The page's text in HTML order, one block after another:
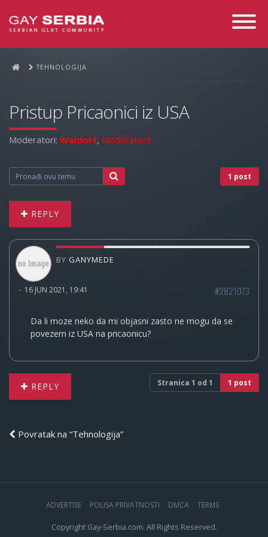
Toggle
TEHNOLOGIJA
Pristup Pricaonici iz USA
Moderatori: Waldorf, Moderators
1 post
REPLY
BY GANYMEDE
- 16 JUN 2021, 19:41 #2821073
Da li moze neko da mi objasni zasto ne mogu da se
povezem iz USA na pricaonicu?
REPLY Stranica 1 od 1 1 post
Povratak na “Tehnologija”
ADVERTISE POLISA PRIVATNOSTI DMCA TERMS
Copyright Gay-Serbia.com. All Rights Reserved.